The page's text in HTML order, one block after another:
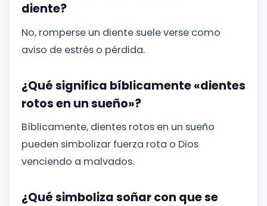
diente?
No, romperse un diente suele verse como
aviso de estrés o pérdida.
¿Qué significa bíblicamente «dientes
rotos en un sueño»?
Bíblicamente, dientes rotos en un sueño
pueden simbolizar fuerza rota o Dios
venciendo a malvados.
¿Qué simboliza soñar con que se